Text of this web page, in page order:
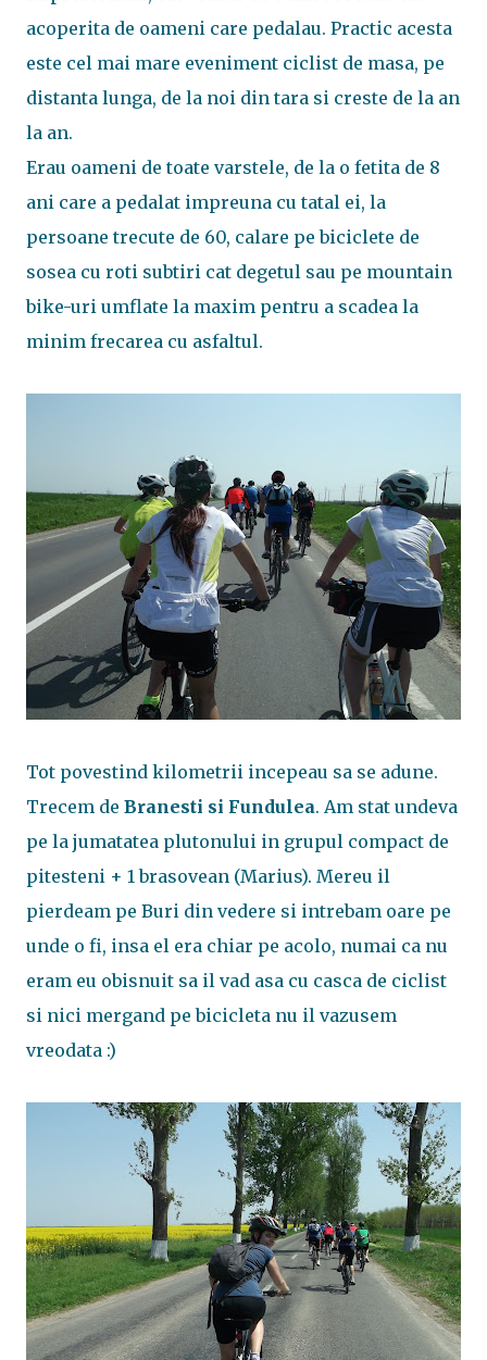
acoperita de oameni care pedalau. Practic acesta
este cel mai mare eveniment ciclist de masa, pe
distanta lunga, de la noi din tara si creste de la an
la an.
Erau oameni de toate varstele, de la o fetita de 8
ani care a pedalat impreuna cu tatal ei, la
persoane trecute de 60, calare pe biciclete de
sosea cu roti subtiri cat degetul sau pe mountain
bike-uri umflate la maxim pentru a scadea la
minim frecarea cu asfaltul.
Tot povestind kilometrii incepeau sa se adune.
Trecem de Branesti si Fundulea. Am stat undeva
pe la jumatatea plutonului in grupul compact de
pitesteni + 1 brasovean (Marius). Mereu il
pierdeam pe Buri din vedere si intrebam oare pe
unde o fi, insa el era chiar pe acolo, numai ca nu
eram eu obisnuit sa il vad asa cu casca de ciclist
si nici mergand pe bicicleta nu il vazusem
vreodata :)